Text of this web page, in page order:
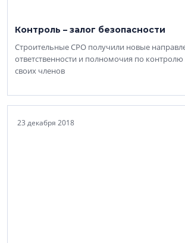
Контроль – залог безопасности
Строительные СРО получили новые
ответственности и полномочия по контролю
своих членов
23 декабря 2018